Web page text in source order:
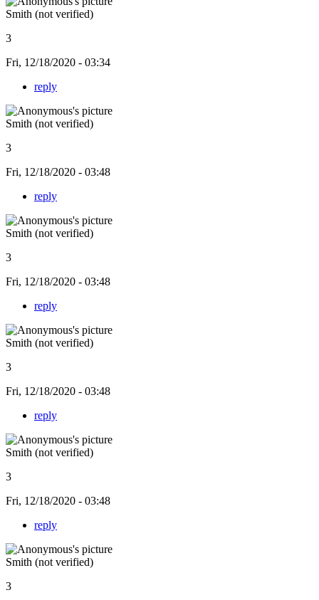
Smith (not verified)
3
Fri, 12/18/2020 - 03:34
reply
Smith (not verified)
3
Fri, 12/18/2020 - 03:48
reply
Smith (not verified)
3
Fri, 12/18/2020 - 03:48
reply
Smith (not verified)
3
Fri, 12/18/2020 - 03:48
reply
Smith (not verified)
3
Fri, 12/18/2020 - 03:48
reply
Smith (not verified)
3